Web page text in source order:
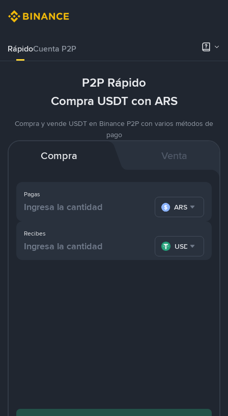
RápidoCuenta P2P
P2P Rápido
Compra USDT con ARS
Compra y vende USDT en Binance P2P con varios métodos de
pago
Compra Venta
Pagas
ARS
Recibes
USDT